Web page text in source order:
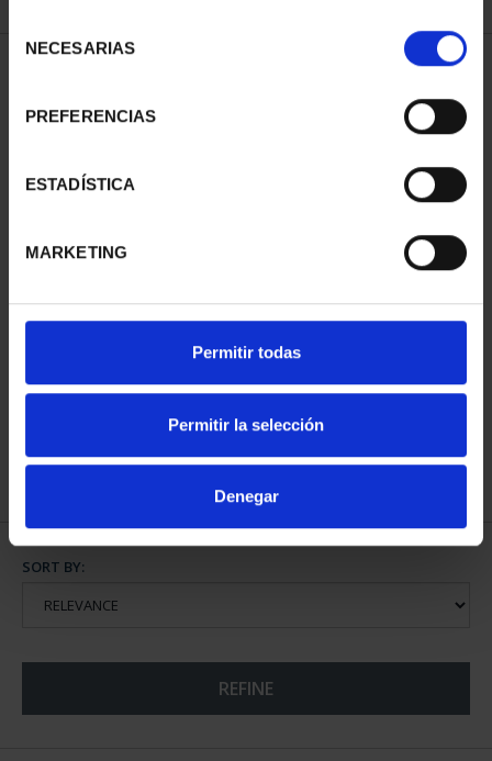
NECESARIAS
PREFERENCIAS
ESTADÍSTICA
MARKETING
Permitir todas
Permitir la selección
Denegar
EUROSET SPAIN 2023
€26.00
SORT BY:
REFINE